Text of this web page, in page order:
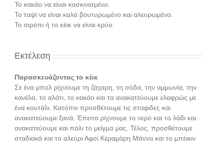
Το κακάο να είναι κοσκινισμένο.
Το ταψί να είναι καλά βουτυρωμένο και αλευρωμένο.
Το σιρόπι ή το κέικ να είναι κρύο.
Εκτέλεση
Παρασκευάζοντας το κέικ
Σε ένα μπολ ρίχνουμε τη ζάχαρη, τη σόδα, την αμμωνία, την
κανέλα, το αλάτι, το κακάο και τα ανακατεύουμε ελαφρώς με
ένα κουτάλι. Κατόπιν προσθέτουμε τις σταφίδες και
ανακατεύουμε ξανά. Έπειτα ρίχνουμε το νερό και το λάδι και
ανακατεύουμε και πάλι το μείγμα μας. Τέλος, προσθέτουμε
σταδιακά και το αλεύρι Αφοί Κεραμάρη Μάννα και το μπέικιν